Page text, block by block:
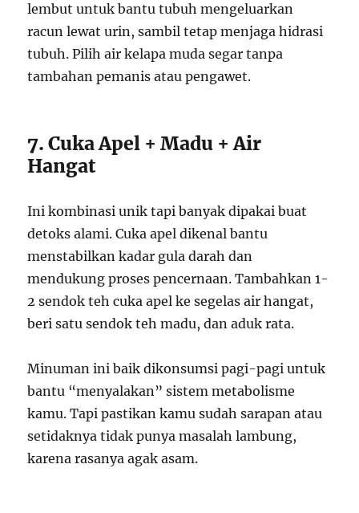
lembut untuk bantu tubuh mengeluarkan
racun lewat urin, sambil tetap menjaga hidrasi
tubuh. Pilih air kelapa muda segar tanpa
tambahan pemanis atau pengawet.
7. Cuka Apel + Madu + Air
Hangat
Ini kombinasi unik tapi banyak dipakai buat
detoks alami. Cuka apel dikenal bantu
menstabilkan kadar gula darah dan
mendukung proses pencernaan. Tambahkan 1-
2 sendok teh cuka apel ke segelas air hangat,
beri satu sendok teh madu, dan aduk rata.
Minuman ini baik dikonsumsi pagi-pagi untuk
bantu “menyalakan” sistem metabolisme
kamu. Tapi pastikan kamu sudah sarapan atau
setidaknya tidak punya masalah lambung,
karena rasanya agak asam.